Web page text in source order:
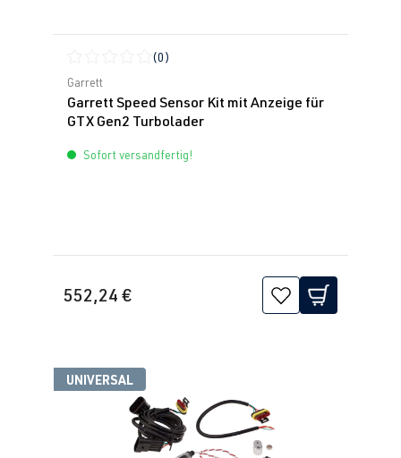
Durchschnittliche Bewertung von 0 von 5 Sternen
(0)
Garrett
Garrett Speed Sensor Kit mit Anzeige für
GTX Gen2 Turbolader
Sofort versandfertig!
552,24 €
UNIVERSAL